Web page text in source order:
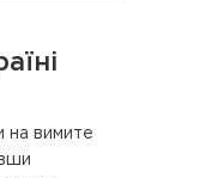
на вимите